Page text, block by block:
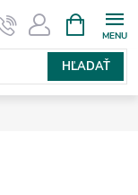
HĽADAŤ
KOŠÍK